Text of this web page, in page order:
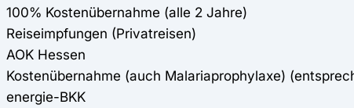
100% Kostenübernahme (alle 2 Jahre)
Reiseimpfungen (Privatreisen)
AOK Hessen
Kostenübernahme (auch Malariaprophylaxe)
energie-BKK